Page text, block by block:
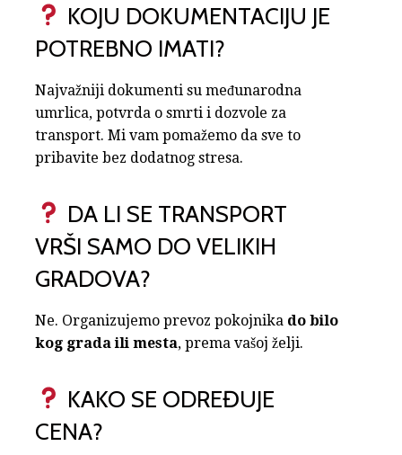
KOJU DOKUMENTACIJU JE
POTREBNO IMATI?
Najvažniji dokumenti su međunarodna
umrlica, potvrda o smrti i dozvole za
transport. Mi vam pomažemo da sve to
pribavite bez dodatnog stresa.
DA LI SE TRANSPORT
VRŠI SAMO DO VELIKIH
GRADOVA?
Ne. Organizujemo prevoz pokojnika do bilo
kog grada ili mesta, prema vašoj želji.
KAKO SE ODREĐUJE
CENA?